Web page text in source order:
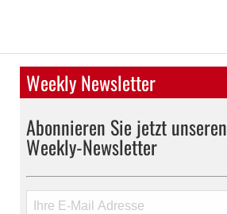
Weekly Newsletter
Abonnieren Sie jetzt unseren
Weekly-Newsletter